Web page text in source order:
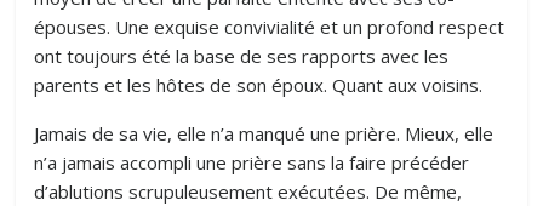
épouses. Une exquise convivialité et un profond respect
ont toujours été la base de ses rapports avec les
parents et les hôtes de son époux. Quant aux voisins.
Jamais de sa vie, elle n’a manqué une prière. Mieux, elle
n’a jamais accompli une prière sans la faire précéder
d’ablutions scrupuleusement exécutées. De même,